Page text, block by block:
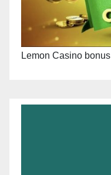
Lemon Casino bonus